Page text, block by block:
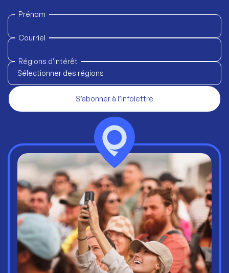
Prénom
Courriel
Régions d'intérêt
Sélectionner des régions
S’abonner à l’infolettre